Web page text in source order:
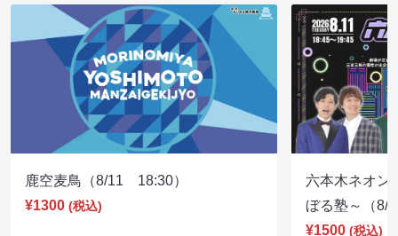
08/27 19:45 開場 20:00 開演
09/24 19:45 開
ライブ配信チケット